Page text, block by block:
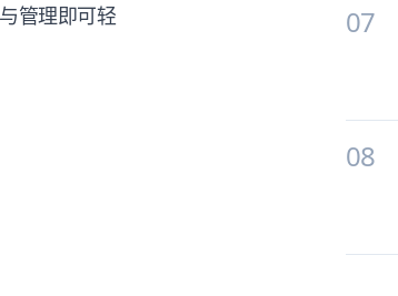
管理即可轻
07
08